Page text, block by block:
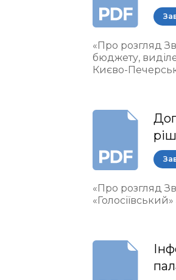
«Про розгляд
бюджету,
Києво-
«Про розгляд